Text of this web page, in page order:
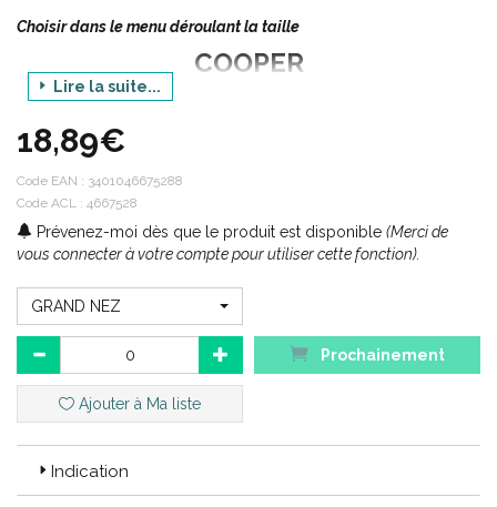
Choisir dans le menu déroulant la taille
COOPER
Gamme : TRADIPHAR
Produit : NOZOAIR BANDELETTES NASALES
Conditionnement : 30 unités
Code ACL : 4667528 / 4667534
Code EAN : 3401046675288 / 3401046675349
Lire la suite...
18,89€
Code EAN : 3401046675288
Code ACL : 4667528
Prévenez-moi dès que le produit est disponible (Merci de
vous connecter à votre compte pour utiliser cette fonction).
GRAND NEZ
Prochainement
Ajouter à Ma liste
Indication